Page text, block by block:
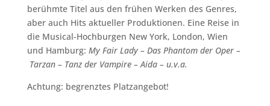
berühmte Titel aus den frühen Werken des Genres,
aber auch Hits aktueller Produktionen. Eine Reise in
die Musical-Hochburgen New York, London, Wien
und Hamburg: My Fair Lady – Das Phantom der Oper –
Tarzan – Tanz der Vampire – Aida – u.v.a.
Achtung: begrenztes Platzangebot!